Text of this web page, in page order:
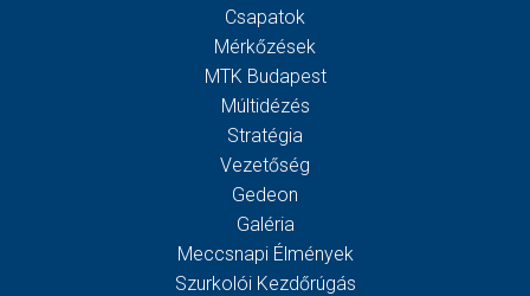
Csapatok
Mérkőzések
MTK Budapest
Múltidézés
Stratégia
Vezetőség
Gedeon
Galéria
Meccsnapi Élmények
Szurkolói Kezdőrúgás